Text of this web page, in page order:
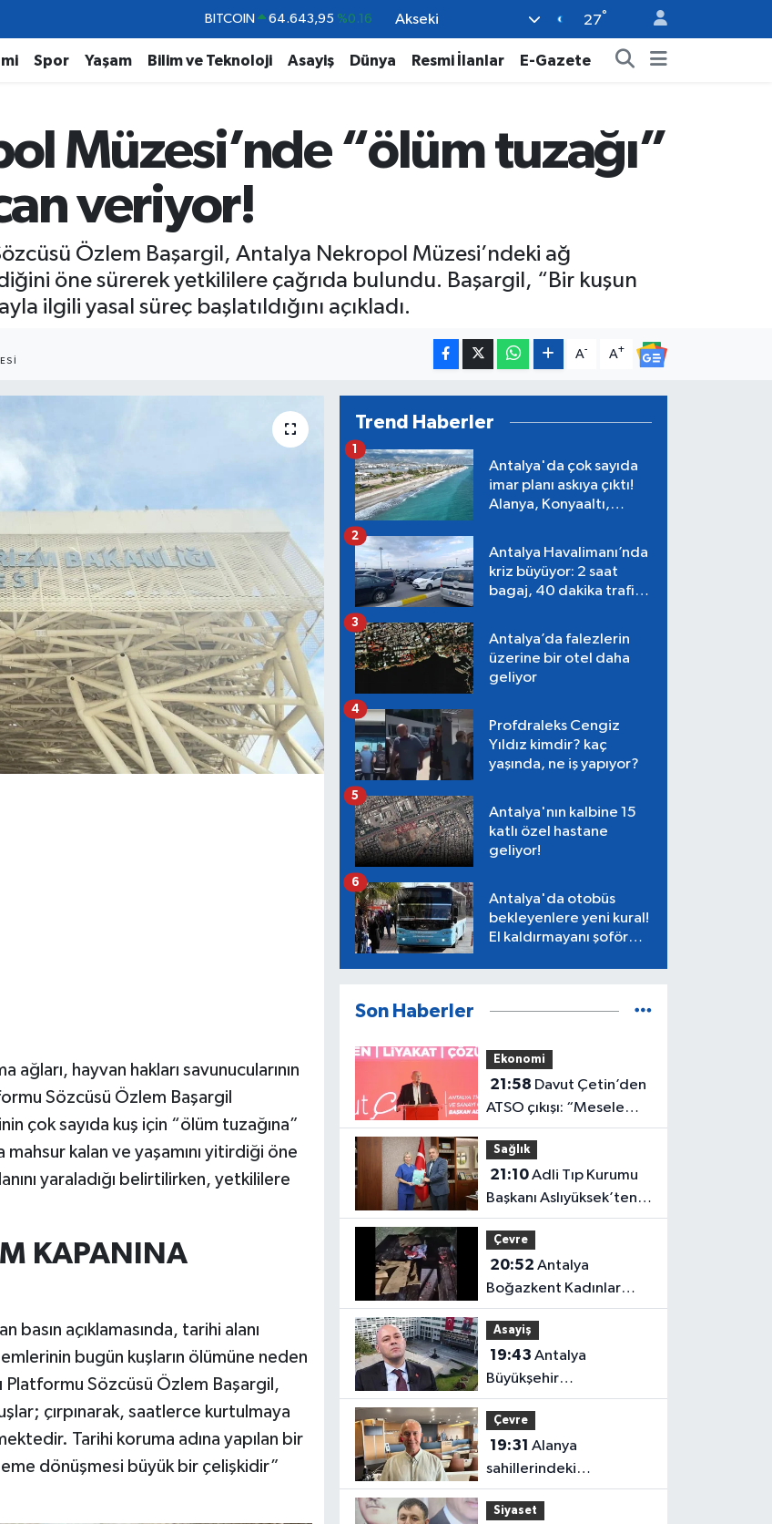
DOLAR 47,6704 %0
EURO 55,0406 %-0.08
BİST100 13.799 %70
BITCOIN
Akseki 27°
Spor Yaşam Bilim ve Teknoloji Asayiş Dünya Resmi İlanlar E-Gazete
Müzesi’nde “ölüm tuzağı”
veriyor!
Özlem Başargil, Antalya Nekropol Müzesi’ndeki ağ
öne sürerek yetkililere çağrıda bulundu. Başargil, “Bir kuşun
ilgili yasal süreç başlatıldığını açıkladı.
A- A+
hayvan hakları savunucularının
Sözcüsü Özlem Başargil
çok sayıda kuş için “ölüm tuzağına”
kalan ve yaşamını yitirdiği öne
yaraladığı belirtilirken, yetkililere
KAPANINA
basın açıklamasında, tarihi alanı
bugün kuşların ölümüne neden
Sözcüsü Özlem Başargil,
çırpınarak, saatlerce kurtulmaya
Tarihi koruma adına yapılan bir
dönüşmesi büyük bir çelişkidir”
Trend Haberler
Antalya'da çok sayıda
imar planı askıya çıktı!
Alanya, Konyaaltı,
1
Antalya Havalimanı’nda
kriz büyüyor: 2 saat
bagaj, 40 dakika trafik,
2
Antalya’da falezlerin
üzerine bir otel daha
geliyor
3
Profdraleks Cengiz
Yıldız kimdir? kaç
yaşında, ne iş yapıyor?
4
Antalya'nın kalbine 15
katlı özel hastane
geliyor!
5
Antalya'da otobüs
bekleyenlere yeni kural!
El kaldırmayanı şoför
6
Son Haberler
Ekonomi
21:58
ATSO çıkışı: “Mesele
Antalya’nın geleceği”
Sağlık
21:10Adli Tıp Kurumu
Başkanı Aslıyüksek’ten
Rektör Özkan'a davet
Çevre
20:52
Boğazkent Kadınlar
Plajı’nda bırakılan çöpler
tepki çekti
Asayiş
19:43
Büyükşehir
soruşturmasında iki isim
hakkında yeni karar
Çevre
19:31
sahillerindeki
mikroplastik kirliliğinin
kaynağı açıklandı
Siyaset